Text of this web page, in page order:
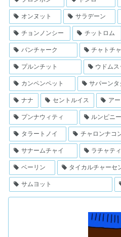
オンヌット サラデーン
チョンノンシー チットロム
バンチャーク チャトチ
プルンチット ウドムス
カンペンペット サパーンタ
ナナ セントルイス ア
プンナウィティ ルンピニー
タラートノイ チャロンナコ
サナームチャイ ラチャテ
ベーリン タイカルチャーセ
サムヨット